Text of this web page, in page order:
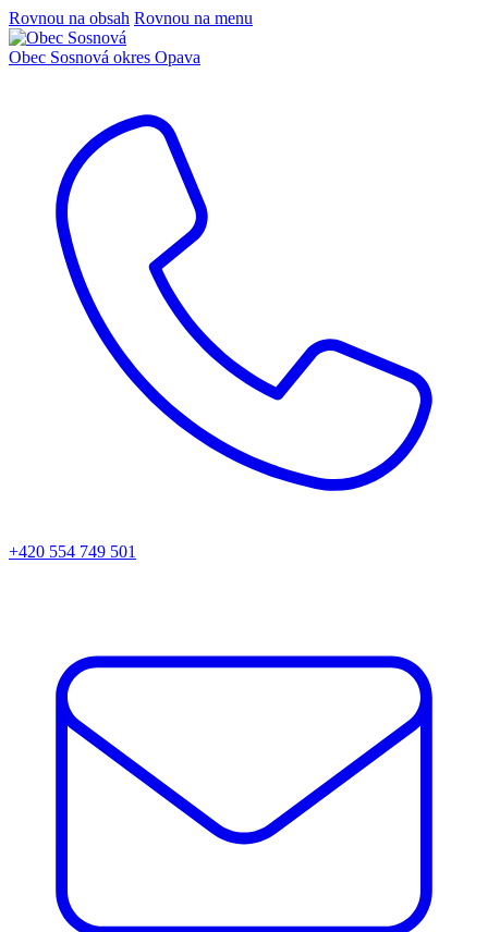
Rovnou na obsah Rovnou na menu
Obec Sosnová okres Opava
+420 554 749 501